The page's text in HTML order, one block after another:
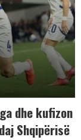
dhe kufizon
Shqipërisë